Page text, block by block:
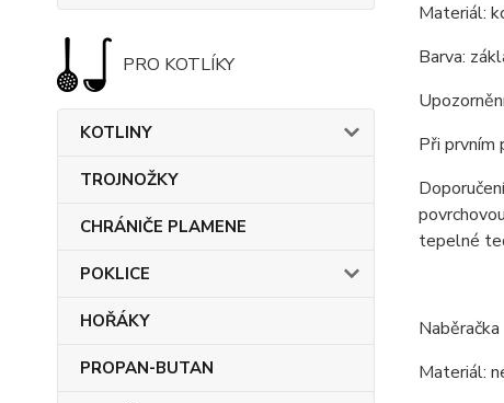
PRO KOTLÍKY
KOTLINY
TROJNOŽKY
CHRÁNIČE PLAMENE
POKLICE
HOŘÁKY
PROPAN-BUTAN
Materiál:
Barva:
Při prvním
tepelné
Naběračka
Materiál: